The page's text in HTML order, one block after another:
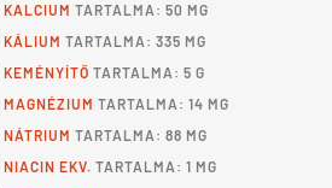
KALCIUM TARTALMA: 50 MG
KÁLIUM TARTALMA: 335 MG
KEMÉNYÍTŐ TARTALMA: 5 G
MAGNÉZIUM TARTALMA: 14 MG
NÁTRIUM TARTALMA: 88 MG
NIACIN EKV. TARTALMA: 1 MG